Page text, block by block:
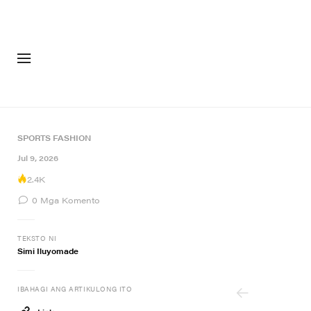
SPORTS FASHION
Jul 9, 2026
2.4K
0 Mga Komento
TEKSTO NI
Simi Iluyomade
IBAHAGI ANG ARTIKULONG ITO